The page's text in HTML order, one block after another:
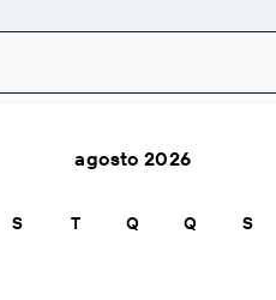
agosto 2026
S T Q Q S